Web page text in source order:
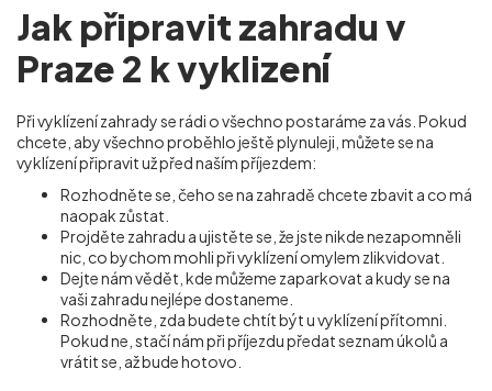
Jak připravit zahradu v
Praze 2 k vyklizení
Při vyklízení zahrady se rádi o všechno postaráme za vás. Pokud
chcete, aby všechno proběhlo ještě plynuleji, můžete se na
vyklízení připravit už před naším příjezdem:
Rozhodněte se, čeho se na zahradě chcete zbavit a co má
naopak zůstat.
Projděte zahradu a ujistěte se, že jste nikde nezapomněli
nic, co bychom mohli při vyklízení omylem zlikvidovat.
Dejte nám vědět, kde můžeme zaparkovat a kudy se na
vaši zahradu nejlépe dostaneme.
Rozhodněte, zda budete chtít být u vyklízení přítomni.
Pokud ne, stačí nám při příjezdu předat seznam úkolů a
vrátit se, až bude hotovo.